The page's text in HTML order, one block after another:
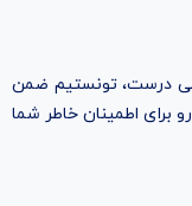
درست، تونستیم ضمن
لازم رو برای اطمینان خاطر شما